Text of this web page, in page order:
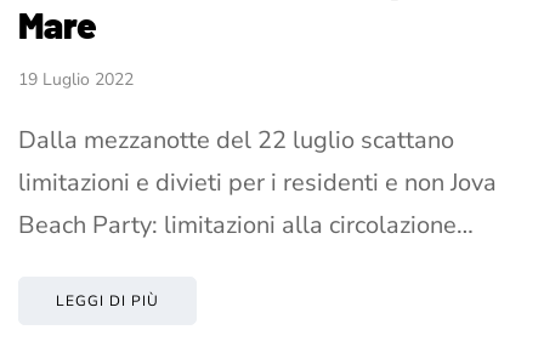
Mare
19 Luglio 2022
Dalla mezzanotte del 22 luglio scattano
limitazioni e divieti per i residenti e non Jova
Beach Party: limitazioni alla circolazione…
LEGGI DI PIÙ